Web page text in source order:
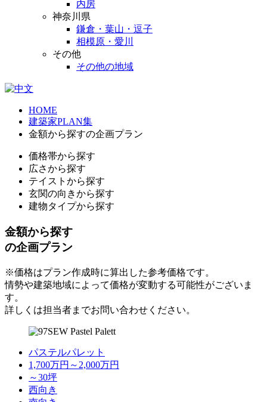
内房
神奈川県
鎌倉・葉山・逗子
相模原・愛川
その他
その他の地域
HOME
建築家PLAN集
金額から探すの企画プラン
価格帯から探す
広さから探す
テイストから探す
玄関の向きから探す
建物タイプから探す
金額から探す
の企画プラン
※価格はプラン作成時に算出した参考価格です。
情勢や建築地域によって価格が変動する可能性がございま
す。
詳しくは担当者までお問い合わせください。
パステルパレット
1,700万円～2,000万円
～30坪
西向き